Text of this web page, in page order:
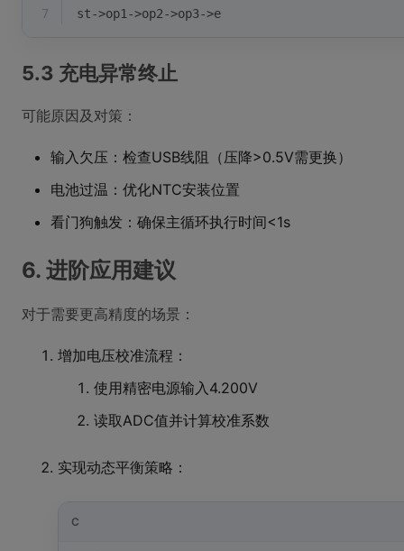
7
st->op1->op2->op3->e
5.3 充电异常终止
可能原因及对策：
输入欠压：检查USB线阻（压降>0.5V需更换）
电池过温：优化NTC安装位置
看门狗触发：确保主循环执行时间<1s
6. 进阶应用建议
对于需要更高精度的场景：
增加电压校准流程：
使用精密电源输入4.200V
读取ADC值并计算校准系数
实现动态平衡策略：
C